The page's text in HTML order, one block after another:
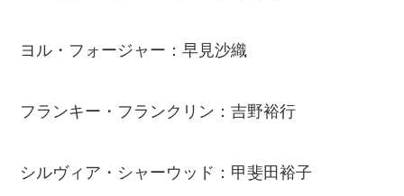
ヨル・フォージャー：早見沙織
フランキー・フランクリン：吉野裕行
シルヴィア・シャーウッド：甲斐田裕子